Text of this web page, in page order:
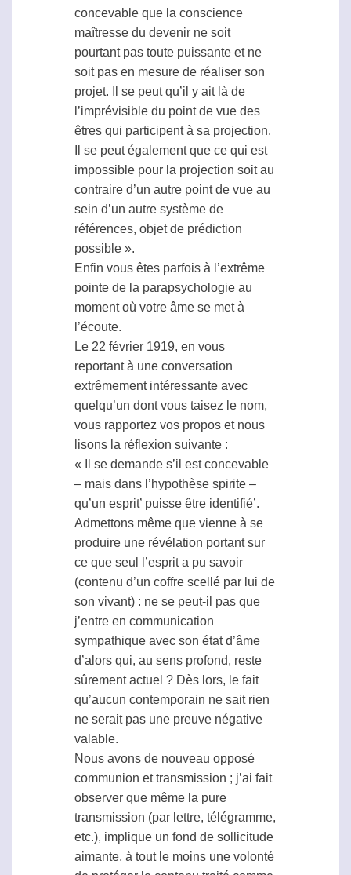
concevable que la conscience
maîtresse du devenir ne soit
pourtant pas toute puissante et ne
soit pas en mesure de réaliser son
projet. Il se peut qu’il y ait là de
l’imprévisible du point de vue des
êtres qui participent à sa projection.
Il se peut également que ce qui est
impossible pour la projection soit au
contraire d’un autre point de vue au
sein d’un autre système de
références, objet de prédiction
possible ».
Enfin vous êtes parfois à l’extrême
pointe de la parapsychologie au
moment où votre âme se met à
l’écoute.
Le 22 février 1919, en vous
reportant à une conversation
extrêmement intéressante avec
quelqu’un dont vous taisez le nom,
vous rapportez vos propos et nous
lisons la réflexion suivante :
« Il se demande s’il est concevable
– mais dans l’hypothèse spirite –
qu’un esprit’ puisse être identifié’.
Admettons même que vienne à se
produire une révélation portant sur
ce que seul l’esprit a pu savoir
(contenu d’un coffre scellé par lui de
son vivant) : ne se peut-il pas que
j’entre en communication
sympathique avec son état d’âme
d’alors qui, au sens profond, reste
sûrement actuel ? Dès lors, le fait
qu’aucun contemporain ne sait rien
ne serait pas une preuve négative
valable.
Nous avons de nouveau opposé
communion et transmission ; j’ai fait
observer que même la pure
transmission (par lettre, télégramme,
etc.), implique un fond de sollicitude
aimante, à tout le moins une volonté